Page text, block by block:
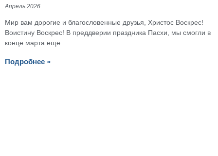
Апрель 2026
Мир вам дорогие и благословенные друзья, Христос Воскрес!
Воистину Воскрес! В преддверии праздника Пасхи, мы смогли в
конце марта еще
Подробнее »